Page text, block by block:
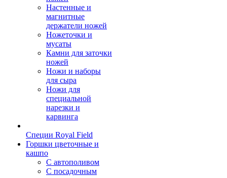
Настенные и
магнитные
держатели ножей
Ножеточки и
мусаты
Камни для заточки
ножей
Ножи и наборы
для сыра
Ножи для
специальной
нарезки и
карвинга
Специи Royal Field
Горшки цветочные и
кашпо
С автополивом
С посадочным